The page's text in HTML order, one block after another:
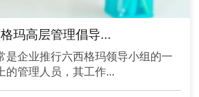
玛高层管理倡导...
是企业推行六西格玛领导小组的一
的管理人员，其工作...
训
日 课程报名中